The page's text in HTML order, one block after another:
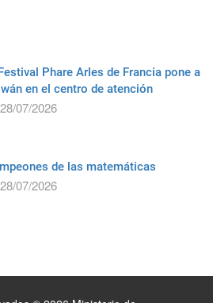
Phare Arles de Francia pone a
en el centro de atención
07/2026
de las matemáticas
07/2026